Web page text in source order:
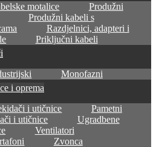
motalice
Produžni
Produžni kabeli s
Razdjelnici, adapteri i
Priključni kabeli
Monofazni
i oprema
i utičnice
Pametni
i utičnice
Ugradbene
Ventilatori
Zvonca